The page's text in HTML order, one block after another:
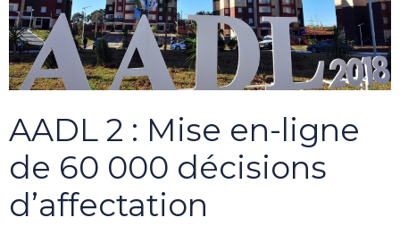
AADL 2 : Mise en-ligne
de 60 000 décisions
d’affectation